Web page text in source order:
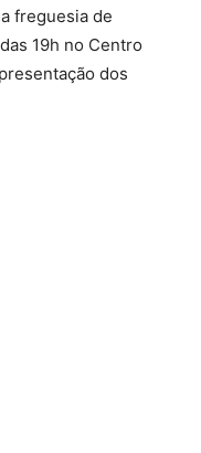
freguesia de
19h no Centro
dos